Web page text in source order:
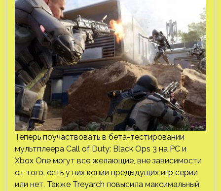
Теперь поучаствовать в бета-тестировании
мультплеера Call of Duty: Black Ops 3 на PC и
Xbox One могут все желающие, вне зависимости
от того, есть у них копии предыдущих игр серии
или нет. Также Treyarch повысила максимальный